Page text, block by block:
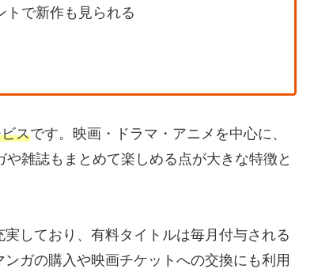
トで新作も見られる
スです。映画・ドラマ・アニメを中心に、
雑誌もまとめて楽しめる点が大きな特徴と
しており、有料タイトルは毎月付与される
ガの購入や映画チケットへの交換にも利用